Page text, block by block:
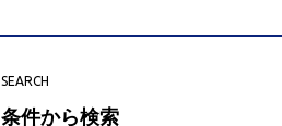
SEARCH
条件から検索